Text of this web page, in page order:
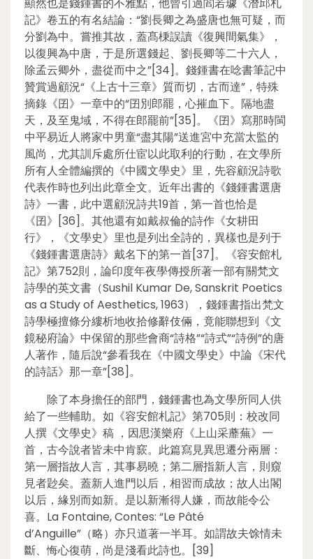
記》卷五的有名結論：“劉長卿之為盛唐也無可疑，而
分劉為中。嘗推其故，蓋髙棅誤讀《復興間氣集》，
以復興為中唐，于是所選錢起、劉長卿等二十六人，
除孟云卿外，盡從而中之”[34]。錢鍾書在唸書筆記中
贊賞過顧況“《上古十三章》質而切，古而達”，特殊
摘錄《囝》一章中的“囝別郎罷，心摧血下。隔地盡
天，及至鬼域，不得在郎罷前”[35]。《囝》寫那時閩
中平易近人將家中男童“盡其陽”送進宮中充當太監的
風尚，尤其訓斥處所仕宦以此取利的行動，在文學所
所有人全體編撰的《中國文學史》里，先容顧況詩歌
代表作時也列出此章全文。近年出書的《錢鍾書選唐
詩》一書，此中選顧況詩共19首，第一首也恰是
《囝》[36]。其他還有如戴叔倫的詩作《女耕田
行》，《文學史》里也是列出全詩的，異樣也是列于
《錢鍾書選唐詩》戴名下的第一首[37]。《容安館札
記》第752則，論印度年夜學傳授所著一部有關梵文
詩學的英文書（Sushil Kumar De, Sanskrit Poetics
as a Study of Aesthetics, 1963），錢鍾書指出梵文
詩學極擅條分縷析地收拾修辭伎倆，竟能聯想到《文
鏡秘府論》中保留的那些會商“詩格”“詩式”“詩例”的唐
人著作，隨后說“參看我在《中國文學史》中論《宋代
的詩話》那一章”[38]。
除了本身擔任的部門，錢鍾書也為文學所同人供
給了一些輔助。如《容安館札記》第705則：校改同
人撰《文學史》稿 ，因思漢樂府《上山采蘼蕪》一
首，古今說者皆未中肯窾。此篇寫見異思遷分兩層：
第一層指故人言，其事易曉；第二層指新人言，則窺
見者尟矣。蓋新人進門以后，相習而成故；故人出閣
以后，緣別而如新。是以新漸得人嫌，而故能令公
喜。La Fontaine, Contes: “Le Pâté
d’Anguille”（略）亦只道著一半耳。如謂故夫馀情未
斷、悔心復萌，尚是淺看此詩也。[39]